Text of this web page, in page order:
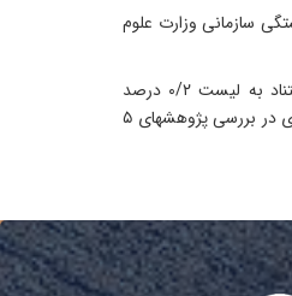
پژوهشگر ایرانی دیده می شود که ۴۲۷ پژوهشگر با وابستگی سازمانی وزارت علوم
همچنین در رتبه بندی جدید ScholarGPS در سال ۲۰۲۴ ایشان با اچ ایندکس ۷۱، و با بیش از ۲۰۰ سندعلمی و ۱۲ هزار استناد به لیست ۰/۲ درصد
دانشمندان برتر جهان ارتقا یافته که در برخی موضوعات علمی تخصصی در لیست ۰.۱ درصد برتر نیز حضور دارند. در این رتبه بندی در بررسی پژوهشهای ۵